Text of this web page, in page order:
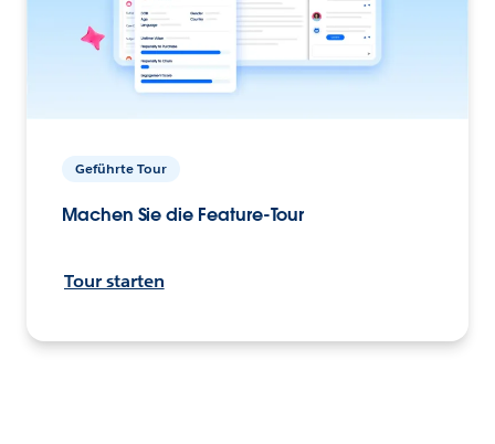
Geführte Tour
Machen Sie die Feature-Tour
Tour starten